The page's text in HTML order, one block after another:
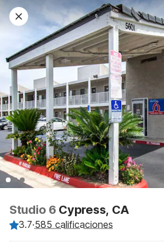
Studio 6 Cypress, CA
3.7·585 calificaciones